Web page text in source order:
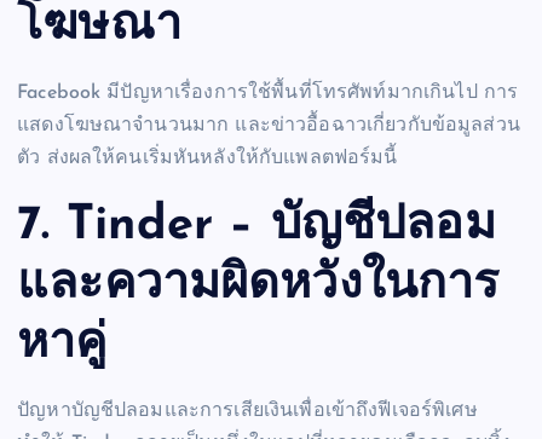
โฆษณา
Facebook มีปัญหาเรื่องการใช้พื้นที่โทรศัพท์มากเกินไป การ
แสดงโฆษณาจำนวนมาก และข่าวอื้อฉาวเกี่ยวกับข้อมูลส่วน
ตัว ส่งผลให้คนเริ่มหันหลังให้กับแพลตฟอร์มนี้
7. Tinder – บัญชีปลอม
และความผิดหวังในการ
หาคู่
ปัญหาบัญชีปลอมและการเสียเงินเพื่อเข้าถึงฟีเจอร์พิเศษ